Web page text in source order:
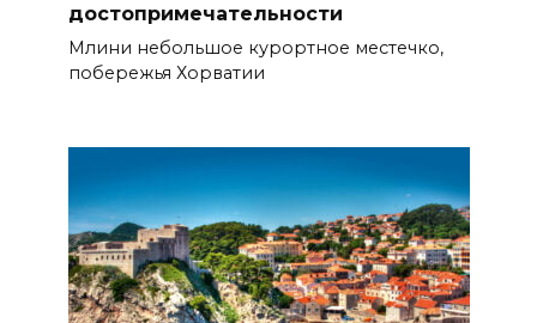
достопримечательности
Млини небольшое курортное местечко,
побережья Хорватии